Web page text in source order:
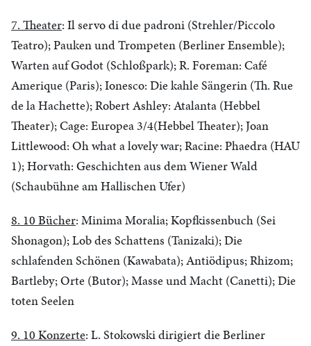
7. Theater: Il servo di due padroni (Strehler/Piccolo
Teatro); Pauken und Trompeten (Berliner Ensemble);
Warten auf Godot (Schloßpark); R. Foreman: Café
Amerique (Paris); Ionesco: Die kahle Sängerin (Th. Rue
de la Hachette); Robert Ashley: Atalanta (Hebbel
Theater); Cage: Europea 3/4(Hebbel Theater); Joan
Littlewood: Oh what a lovely war; Racine: Phaedra (HAU
1); Horvath: Geschichten aus dem Wiener Wald
(Schaubühne am Hallischen Ufer)
8. 10 Bücher: Minima Moralia; Kopfkissenbuch (Sei
Shonagon); Lob des Schattens (Tanizaki); Die
schlafenden Schönen (Kawabata); Antiödipus; Rhizom;
Bartleby; Orte (Butor); Masse und Macht (Canetti); Die
toten Seelen
9. 10 Konzerte: L. Stokowski dirigiert die Berliner